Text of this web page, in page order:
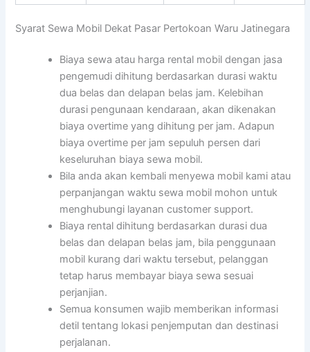
Syarat Sewa Mobil Dekat Pasar Pertokoan Waru Jatinegara
Biaya sewa atau harga rental mobil dengan jasa
pengemudi dihitung berdasarkan durasi waktu
dua belas dan delapan belas jam. Kelebihan
durasi pengunaan kendaraan, akan dikenakan
biaya overtime yang dihitung per jam. Adapun
biaya overtime per jam sepuluh persen dari
keseluruhan biaya sewa mobil.
Bila anda akan kembali menyewa mobil kami atau
perpanjangan waktu sewa mobil mohon untuk
menghubungi layanan customer support.
Biaya rental dihitung berdasarkan durasi dua
belas dan delapan belas jam, bila penggunaan
mobil kurang dari waktu tersebut, pelanggan
tetap harus membayar biaya sewa sesuai
perjanjian.
Semua konsumen wajib memberikan informasi
detil tentang lokasi penjemputan dan destinasi
perjalanan.